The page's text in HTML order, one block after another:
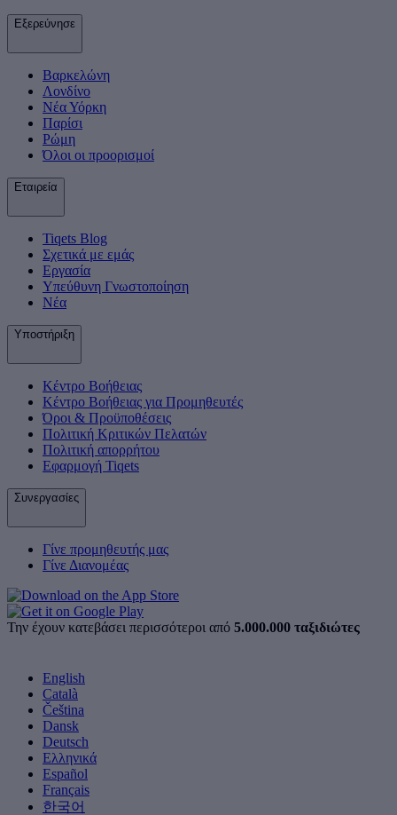
Εξερεύνησε
Βαρκελώνη
Λονδίνο
Νέα Υόρκη
Παρίσι
Ρώμη
Όλοι οι προορισμοί
Εταιρεία
Tiqets Βlog
Σχετικά με εμάς
Εργασία
Υπεύθυνη Γνωστοποίηση
Νέα
Υποστήριξη
Κέντρο Βοήθειας
Κέντρο Βοήθειας για Προμηθευτές
Όροι & Προϋποθέσεις
Πολιτική Κριτικών Πελατών
Πολιτική απορρήτου
Εφαρμογή Tiqets
Συνεργασίες
Γίνε προμηθευτής μας
Γίνε Διανομέας
Την έχουν κατεβάσει περισσότεροι από 5.000.000 ταξιδιώτες
English
Català
Čeština
Dansk
Deutsch
Ελληνικά
Español
Français
한국어